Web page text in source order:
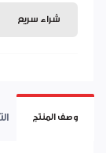
شراء سريع
وصف المنتج